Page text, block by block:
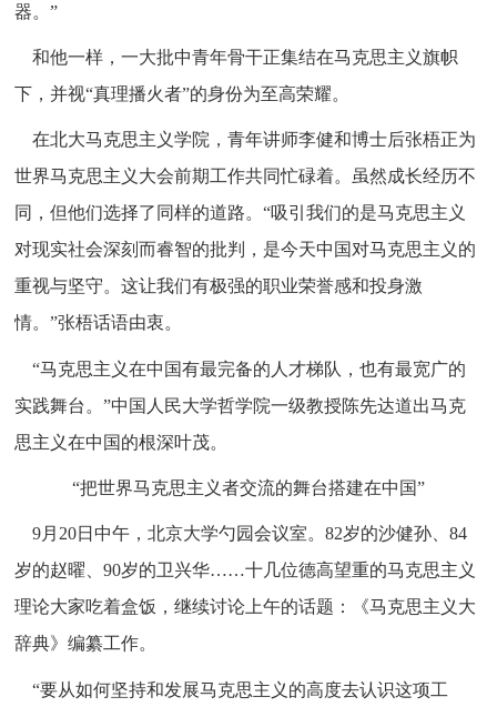
器。”
和他一样，一大批中青年骨干正集结在马克思主义旗帜
下，并视“真理播火者”的身份为至高荣耀。
在北大马克思主义学院，青年讲师李健和博士后张梧正为
世界马克思主义大会前期工作共同忙碌着。虽然成长经历不
同，但他们选择了同样的道路。“吸引我们的是马克思主义
对现实社会深刻而睿智的批判，是今天中国对马克思主义的
重视与坚守。这让我们有极强的职业荣誉感和投身激
情。”张梧话语由衷。
“马克思主义在中国有最完备的人才梯队，也有最宽广的
实践舞台。”中国人民大学哲学院一级教授陈先达道出马克
思主义在中国的根深叶茂。
“把世界马克思主义者交流的舞台搭建在中国”
9月20日中午，北京大学勺园会议室。82岁的沙健孙、84
岁的赵曜、90岁的卫兴华……十几位德高望重的马克思主义
理论大家吃着盒饭，继续讨论上午的话题：《马克思主义大
辞典》编纂工作。
“要从如何坚持和发展马克思主义的高度去认识这项工